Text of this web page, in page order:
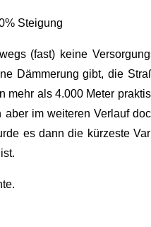
Steigung
(fast) keine
Dämmerung gibt, die
als 4.000 Meter
im weiteren Verlauf
es dann die kürzeste